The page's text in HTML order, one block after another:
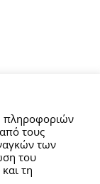
πληροφοριών
τους
των
του
τη